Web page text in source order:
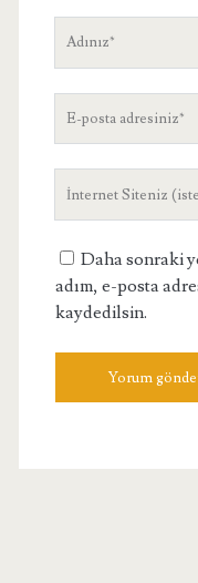
posta
Site
Daha sonraki
adım, e-posta
kaydedilsin.